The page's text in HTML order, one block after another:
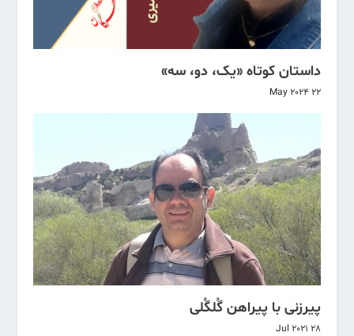
داستان کوتاه «یک، دو، سه‌»
22 May 2024
پیرزنی با پیراهن گُل­گُلی
28 Jul 2021